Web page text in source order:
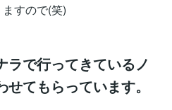
すので(笑)
ラで行ってきているノ
てもらっています。